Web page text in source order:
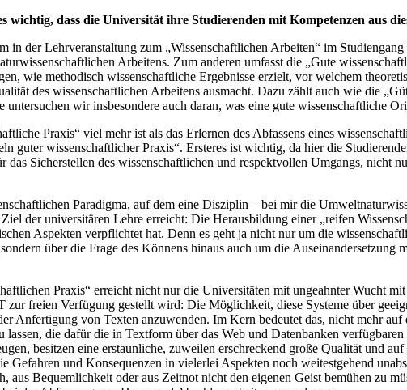
wichtig, dass die Universität ihre Studierenden mit Kompetenzen aus
in der Lehrveranstaltung zum „Wissenschaftlichen Arbeiten“ im
Arbeitens. Zum anderen umfasst die „Gute
wie methodisch wissenschaftliche Ergebnisse erzielt, vor welchem
des wissenschaftlichen Arbeitens ausmacht. Dazu zählt auch wie die
wir insbesondere auch daran, was eine gute wissenschaftliche
Praxis“ viel mehr ist als das Erlernen des Abfassens eines
guter wissenschaftlicher Praxis“. Ersteres ist wichtig, da hier die
Sicherstellen des wissenschaftlichen und respektvollen Umgangs, nicht
Paradigma, auf dem eine Disziplin – bei mir die
der universitären Lehre erreicht: Die Herausbildung einer „reifen
Aspekten verpflichtet hat. Denn es geht ja nicht nur um die
über die Frage des Könnens hinaus auch um die
Praxis“ erreicht nicht nur die Universitäten mit ungeahnter Wucht
freien Verfügung gestellt wird: Die Möglichkeit, diese Systeme über
Anfertigung von Texten anzuwenden. Im Kern bedeutet das, nicht mehr auf
die dafür die in Textform über das Web und Datenbanken
besitzen eine erstaunliche, zuweilen erschreckend große Qualität und
und Konsequenzen in vielerlei Aspekten noch weitestgehend
Bequemlichkeit oder aus Zeitnot nicht den eigenen Geist bemühen zu